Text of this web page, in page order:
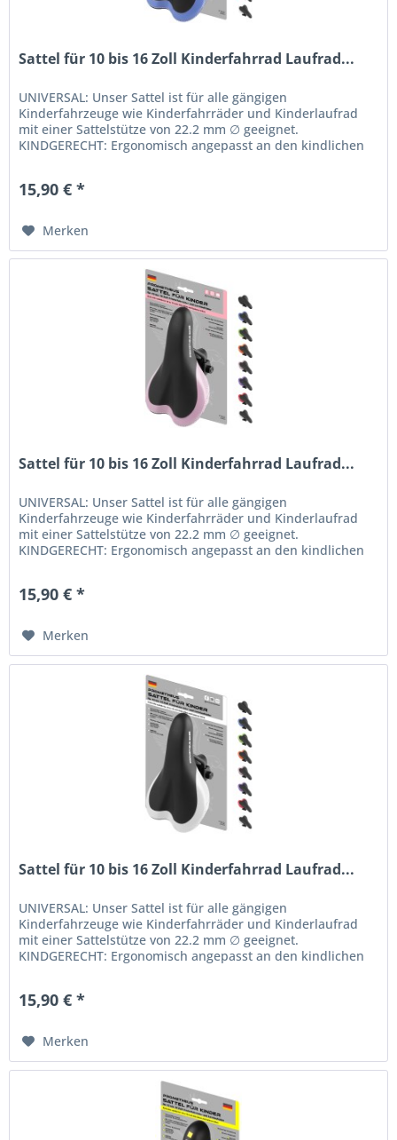
Sattel für 10 bis 16 Zoll Kinderfahrrad Laufrad...
UNIVERSAL: Unser Sattel ist für alle gängigen
Kinderfahrzeuge wie Kinderfahrräder und Kinderlaufrad
mit einer Sattelstütze von 22.2 mm ∅ geeignet.
KINDGERECHT: Ergonomisch angepasst an den kindlichen
15,90 € *
Merken
Sattel für 10 bis 16 Zoll Kinderfahrrad Laufrad...
UNIVERSAL: Unser Sattel ist für alle gängigen
Kinderfahrzeuge wie Kinderfahrräder und Kinderlaufrad
mit einer Sattelstütze von 22.2 mm ∅ geeignet.
KINDGERECHT: Ergonomisch angepasst an den kindlichen
15,90 € *
Merken
Sattel für 10 bis 16 Zoll Kinderfahrrad Laufrad...
UNIVERSAL: Unser Sattel ist für alle gängigen
Kinderfahrzeuge wie Kinderfahrräder und Kinderlaufrad
mit einer Sattelstütze von 22.2 mm ∅ geeignet.
KINDGERECHT: Ergonomisch angepasst an den kindlichen
15,90 € *
Merken